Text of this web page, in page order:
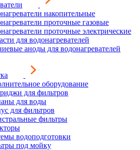
накопительные
проточные газовые
проточные электрические
для водонагревателей
аноды для водонагревателей
оборудование
для фильтров
для воды
для фильтров
фильтры
водоподготовки
под мойку